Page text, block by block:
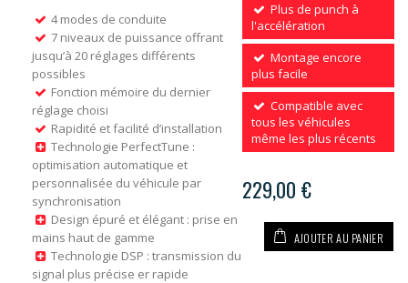
4 modes de conduite
7 niveaux de puissance offrant
jusqu’à 20 réglages différents
possibles
Fonction mémoire du dernier
réglage choisi
Rapidité et facilité d’installation
Technologie PerfectTune :
optimisation automatique et
personnalisée du véhicule par
synchronisation
Design épuré et élégant : prise en
mains haut de gamme
Technologie DSP : transmission du
signal plus précise er rapide
Plus de punch à
l'accélération
Montage encore
plus facile
Compatible avec
tous les véhicules
même les plus récents
229,00 €
AJOUTER AU PANIER